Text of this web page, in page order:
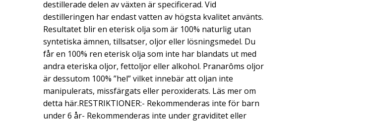
destillerade delen av växten är specificerad. Vid
destilleringen har endast vatten av högsta kvalitet använts.
Resultatet blir en eterisk olja som är 100% naturlig utan
syntetiska ämnen, tillsatser, oljor eller lösningsmedel. Du
får en 100% ren eterisk olja som inte har blandats ut med
andra eteriska oljor, fettoljor eller alkohol. Pranarôms oljor
är dessutom 100% ”hel” vilket innebär att oljan inte
manipulerats, missfärgats eller peroxiderats. Läs mer om
detta här.RESTRIKTIONER:- Rekommenderas inte för barn
under 6 år- Rekommenderas inte under graviditet eller